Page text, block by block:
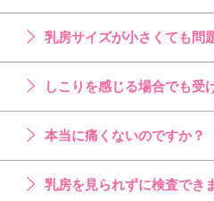
乳房サイズが小さくても問
しこりを感じる場合でも受
本当に痛くないのですか？
乳房を見られずに検査でき